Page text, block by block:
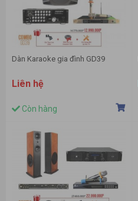
Dàn Karaoke gia đình GD39
Liên hệ
Còn hàng